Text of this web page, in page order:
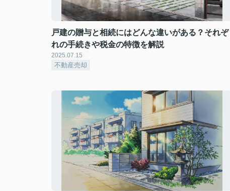
戸建の贈与と相続にはどんな違いがある？それぞ
れの手続きや税金の特徴を解説
2025.07.15
不動産売却